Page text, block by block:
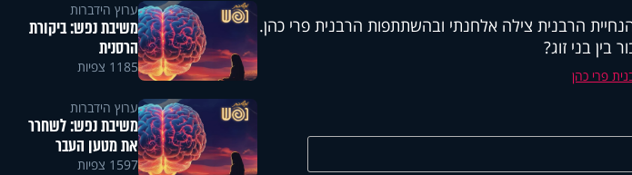
הרבנית צילה אלחנתי ובהשתתפות הרבנית פרי כהן.
בני זוג?
פרי כהן
ערוץ הידברות
משיבת נפש: ביקורת
הרסנית
1185 צפיות
ערוץ הידברות
משיבת נפש: לשחרר
את מטען העבר
1597 צפיות